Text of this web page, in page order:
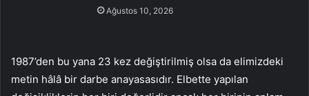
Ağustos 10, 2026
1987’den bu yana 23 kez değiştirilmiş olsa da elimizdeki
metin hâlâ bir darbe anayasasıdır. Elbette yapılan